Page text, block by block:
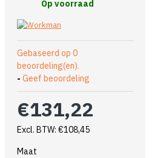
Op voorraad
Gebaseerd op 0
beoordeling(en).
- Geef beoordeling
€131,22
Excl. BTW: €108,45
Maat